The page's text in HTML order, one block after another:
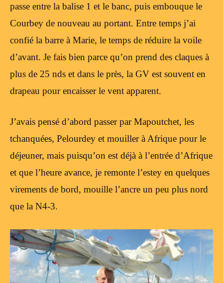
passe entre la balise 1 et le banc, puis embouque le
Courbey de nouveau au portant. Entre temps j’ai
confié la barre à Marie, le temps de réduire la voile
d’avant. Je fais bien parce qu’on prend des claques à
plus de 25 nds et dans le près, la GV est souvent en
drapeau pour encaisser le vent apparent.
J’avais pensé d’abord passer par Mapoutchet, les
tchanquées, Pelourdey et mouiller à Afrique pour le
déjeuner, mais puisqu’on est déjà à l’entrée d’Afrique
et que l’heure avance, je remonte l’estey en quelques
virements de bord, mouille l’ancre un peu plus nord
que la N4-3.